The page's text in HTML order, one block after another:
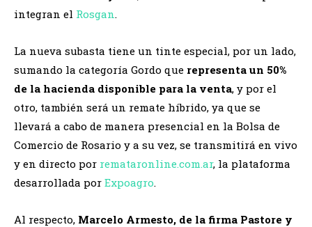
integran el Rosgan.
La nueva subasta tiene un tinte especial, por un lado,
sumando la categoría Gordo que representa un 50%
de la hacienda disponible para la venta, y por el
otro, también será un remate híbrido, ya que se
llevará a cabo de manera presencial en la Bolsa de
Comercio de Rosario y a su vez, se transmitirá en vivo
y en directo por remataronline.com.ar, la plataforma
desarrollada por Expoagro.
Al respecto, Marcelo Armesto, de la firma Pastore y